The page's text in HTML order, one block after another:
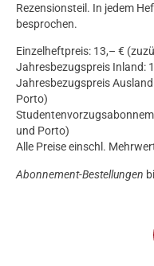
Rezensionsteil. In jedem
besprochen.
Einzelheftpreis: 13,– €
Jahresbezugspreis Inland:
Jahresbezugspreis
Porto)
und Porto)
Alle Preise einschl.
Abonnement-Bestellungen